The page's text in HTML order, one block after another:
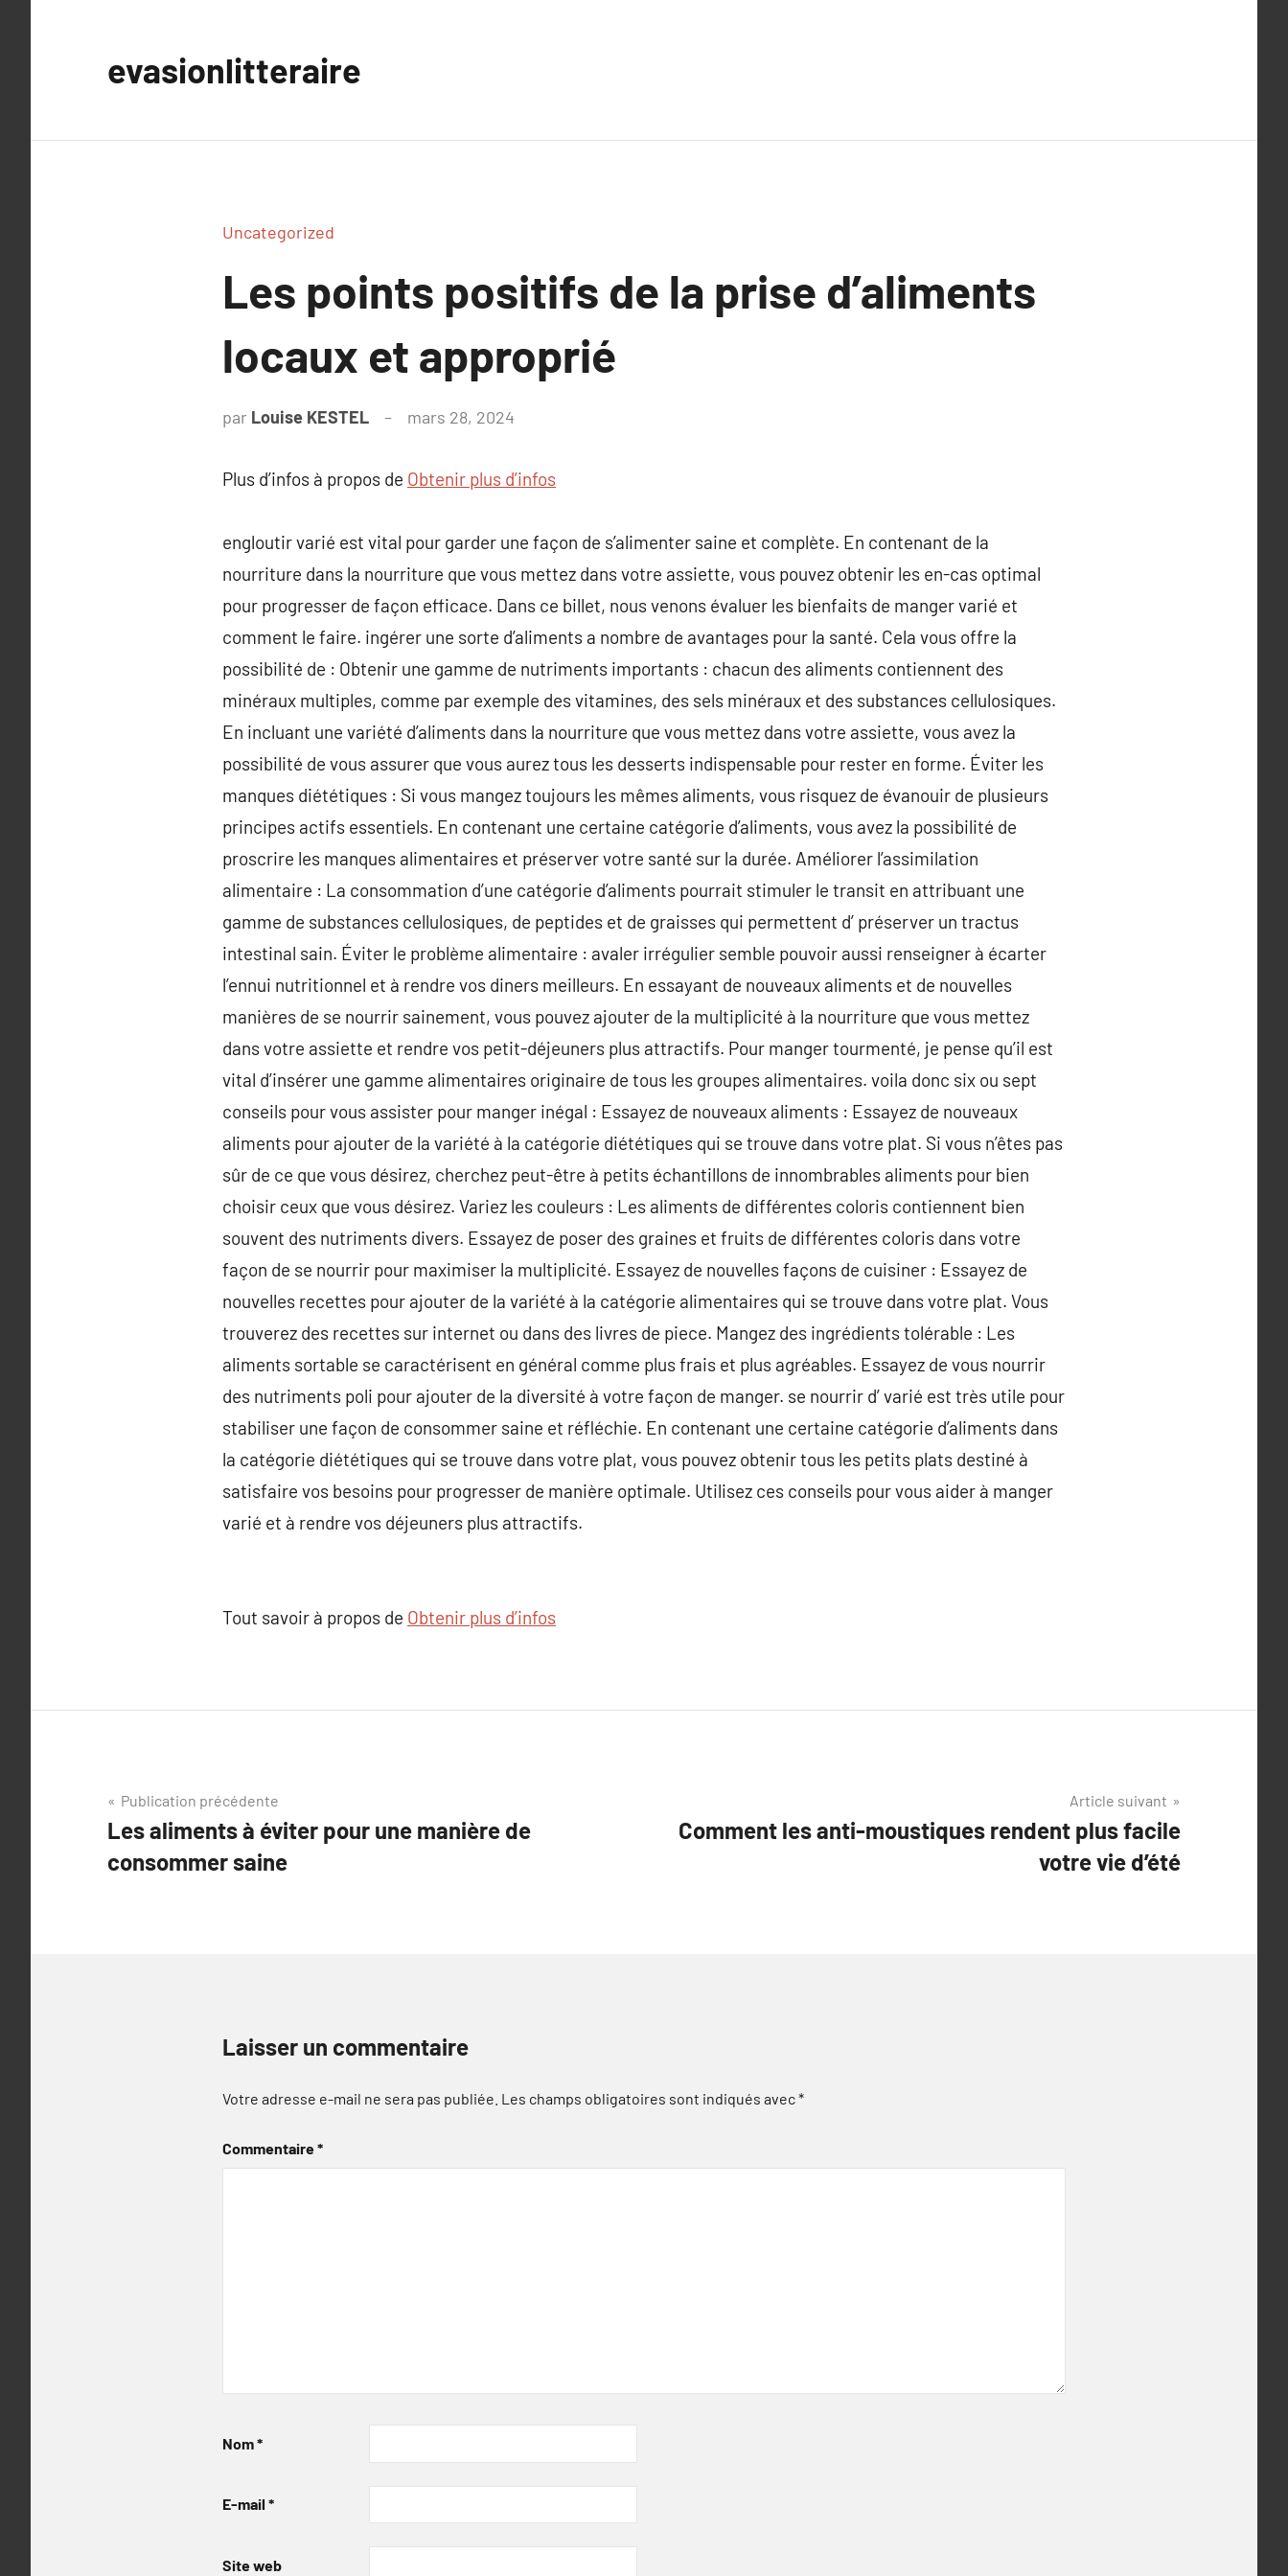
evasionlitteraire
Uncategorized
Les points positifs de la prise d’aliments
locaux et approprié
par Louise KESTEL mars 28, 2024
Plus d’infos à propos de Obtenir plus d’infos
engloutir varié est vital pour garder une façon de s’alimenter saine et complète. En contenant de la
nourriture dans la nourriture que vous mettez dans votre assiette, vous pouvez obtenir les en-cas optimal
pour progresser de façon efficace. Dans ce billet, nous venons évaluer les bienfaits de manger varié et
comment le faire. ingérer une sorte d’aliments a nombre de avantages pour la santé. Cela vous offre la
possibilité de : Obtenir une gamme de nutriments importants : chacun des aliments contiennent des
minéraux multiples, comme par exemple des vitamines, des sels minéraux et des substances cellulosiques.
En incluant une variété d’aliments dans la nourriture que vous mettez dans votre assiette, vous avez la
possibilité de vous assurer que vous aurez tous les desserts indispensable pour rester en forme. Éviter les
manques diététiques : Si vous mangez toujours les mêmes aliments, vous risquez de évanouir de plusieurs
principes actifs essentiels. En contenant une certaine catégorie d’aliments, vous avez la possibilité de
proscrire les manques alimentaires et préserver votre santé sur la durée. Améliorer l’assimilation
alimentaire : La consommation d’une catégorie d’aliments pourrait stimuler le transit en attribuant une
gamme de substances cellulosiques, de peptides et de graisses qui permettent d’ préserver un tractus
intestinal sain. Éviter le problème alimentaire : avaler irrégulier semble pouvoir aussi renseigner à écarter
l’ennui nutritionnel et à rendre vos diners meilleurs. En essayant de nouveaux aliments et de nouvelles
manières de se nourrir sainement, vous pouvez ajouter de la multiplicité à la nourriture que vous mettez
dans votre assiette et rendre vos petit-déjeuners plus attractifs. Pour manger tourmenté, je pense qu’il est
vital d’insérer une gamme alimentaires originaire de tous les groupes alimentaires. voila donc six ou sept
conseils pour vous assister pour manger inégal : Essayez de nouveaux aliments : Essayez de nouveaux
aliments pour ajouter de la variété à la catégorie diététiques qui se trouve dans votre plat. Si vous n’êtes pas
sûr de ce que vous désirez, cherchez peut-être à petits échantillons de innombrables aliments pour bien
choisir ceux que vous désirez. Variez les couleurs : Les aliments de différentes coloris contiennent bien
souvent des nutriments divers. Essayez de poser des graines et fruits de différentes coloris dans votre
façon de se nourrir pour maximiser la multiplicité. Essayez de nouvelles façons de cuisiner : Essayez de
nouvelles recettes pour ajouter de la variété à la catégorie alimentaires qui se trouve dans votre plat. Vous
trouverez des recettes sur internet ou dans des livres de piece. Mangez des ingrédients tolérable : Les
aliments sortable se caractérisent en général comme plus frais et plus agréables. Essayez de vous nourrir
des nutriments poli pour ajouter de la diversité à votre façon de manger. se nourrir d’ varié est très utile pour
stabiliser une façon de consommer saine et réfléchie. En contenant une certaine catégorie d’aliments dans
la catégorie diététiques qui se trouve dans votre plat, vous pouvez obtenir tous les petits plats destiné à
satisfaire vos besoins pour progresser de manière optimale. Utilisez ces conseils pour vous aider à manger
varié et à rendre vos déjeuners plus attractifs.
Tout savoir à propos de Obtenir plus d’infos
Navigation
de
l’article
Publication précédente
Les aliments à éviter pour une manière de
consommer saine
Article suivant
Comment les anti-moustiques rendent plus facile
votre vie d’été
Laisser un commentaire
Votre adresse e-mail ne sera pas publiée. Les champs obligatoires sont indiqués avec*
Commentaire*
Nom*
E-mail *
Site web